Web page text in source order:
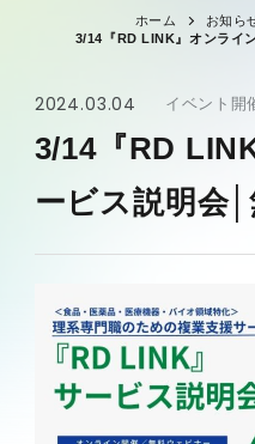
ホーム お知ら
3/14『RD LINK』オンライ
2024.03.04 イベント開
3/14『RD
ービス説明会